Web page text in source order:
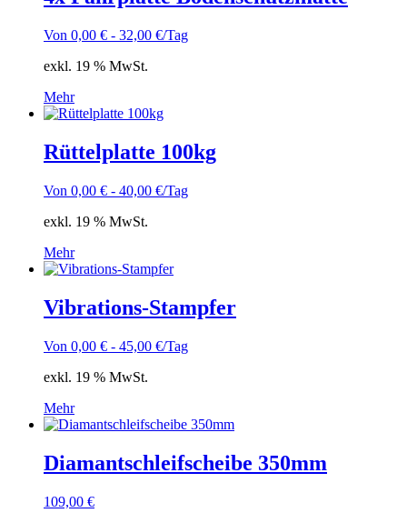
Von 0,00 € - 32,00 €/Tag
exkl. 19 % MwSt.
Mehr
Rüttelplatte 100kg
Von 0,00 € - 40,00 €/Tag
exkl. 19 % MwSt.
Mehr
Vibrations-Stampfer
Von 0,00 € - 45,00 €/Tag
exkl. 19 % MwSt.
Mehr
Diamantschleifscheibe 350mm
109,00 €